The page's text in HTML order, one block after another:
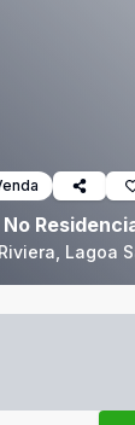
Lagoa